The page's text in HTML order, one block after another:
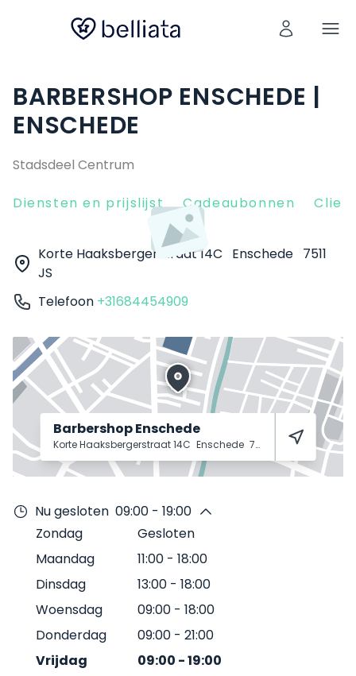
BARBERSHOP ENSCHEDE |
ENSCHEDE
Stadsdeel Centrum
Diensten en prijslijst Cadeaubonnen
Korte Haaksbergerstraat 14C Enschede 7511
JS
Telefoon +31684454909
Barbershop Enschede
Korte Haaksbergerstraat 14C Enschede 7511 JS
Nu gesloten 09:00 - 19:00
Zondag
Gesloten
Maandag
11:00 - 18:00
Dinsdag
13:00 - 18:00
Woensdag
09:00 - 18:00
Donderdag
09:00 - 21:00
Vrijdag
09:00 -19:00